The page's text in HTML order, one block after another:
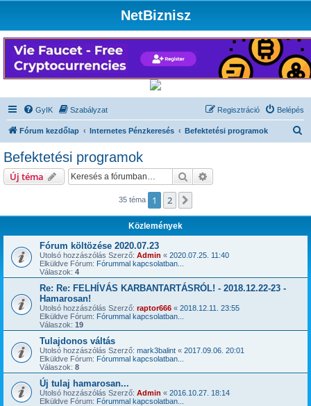
NetBiznisz
GyIK Szabályzat Belépés
Regisztráció
Fórum kezdőlap Internetes Pénzkeresés Befektetési programok
Befektetési programok
Új téma Keresés
35 téma 1 2
Közlemények
Fórum költözése 2020.07.23
Utolsó hozzászólás Szerző: Admin « 2020.07.25. 11:40
Elküldve Fórum: Fórummal kapcsolatban...
Válaszok: 4
Re: Re: FELHÍVÁS KARBANTARTÁSRÓL! - 2018.12.22-23 -
Hamarosan!
Utolsó hozzászólás Szerző: raptor666 « 2018.12.11. 23:55
Elküldve Fórum: Fórummal kapcsolatban...
Válaszok: 19
Tulajdonos váltás
Utolsó hozzászólás Szerző: mark3balint « 2017.09.06. 20:01
Elküldve Fórum: Fórummal kapcsolatban...
Válaszok: 8
Új tulaj hamarosan...
Utolsó hozzászólás Szerző: Admin « 2016.10.27. 18:14
Elküldve Fórum: Fórummal kapcsolatban...